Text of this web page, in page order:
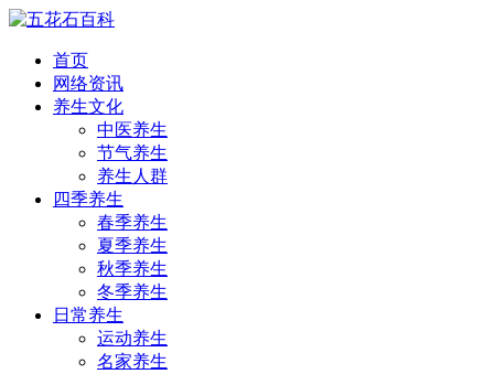
首页
网络资讯
养生文化
中医养生
节气养生
养生人群
四季养生
春季养生
夏季养生
秋季养生
冬季养生
日常养生
运动养生
名家养生